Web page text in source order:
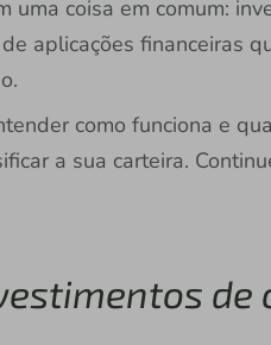
uma coisa em comum:
aplicações financeiras
como funciona e
a sua carteira.
de